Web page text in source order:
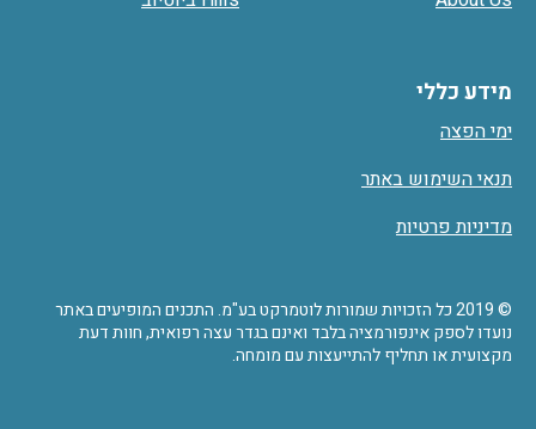
מידע כללי
ימי הפצה
תנאי השימוש באתר
מדיניות פרטיות
© 2019 כל הזכויות שמורות לוטמרקט בע"מ. התכנים המופיעים באתר
נועדו לספק אינפורמציה בלבד ואינם בגדר עצה רפואית, חוות דעת
מקצועית או תחליף להתייעצות עם מומחה.